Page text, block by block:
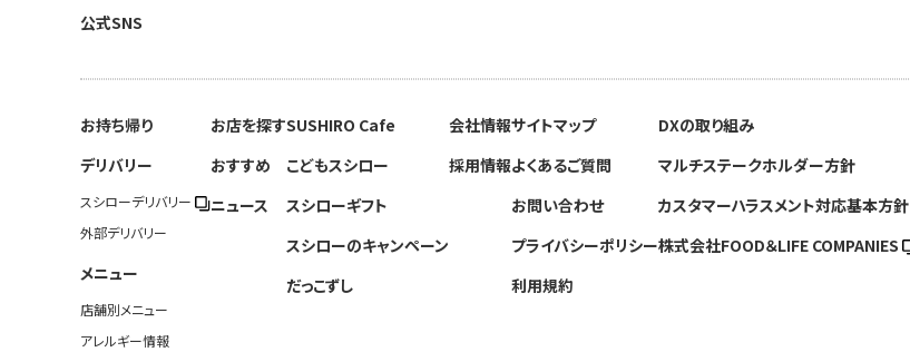
公式SNS
お持ち帰り
デリバリー
スシローデリバリー
外部デリバリー
メニュー
店舗別メニュー
アレルギー情報
お店を探す
おすすめ
ニュース
SUSHIRO Cafe
こどもスシロー
スシローギフト
スシローのキャンペーン
だっこずし
会社情報
採用情報
サイトマップ
よくあるご質問
お問い合わせ
プライバシーポリシー
利用規約
DXの取り組み
マルチステークホルダー方針
カスタマーハラスメント対応基本方針
株式会社FOOD＆LIFE COMPANIES